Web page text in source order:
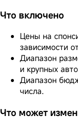
Что включено
Цены на
зависимости
Диапазон
и крупных
Диапазон
числа.
Что может